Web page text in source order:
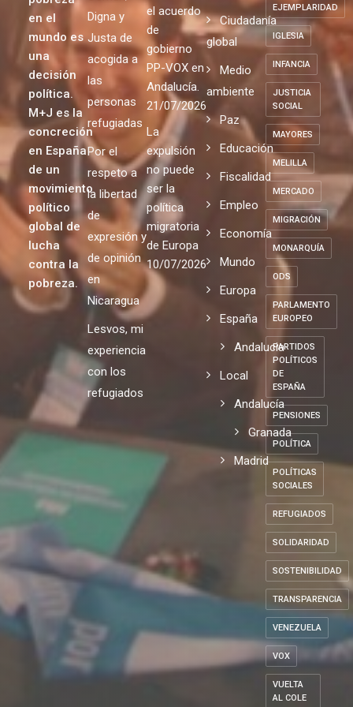
en el
mundo es
una
decisión
política.
M+J es la
concreción
en España
de un
movimiento
político
global de
lucha
contra la
pobreza.
Digna y
Justa de
acogida a
las
personas
refugiadas
Por el
respeto a
la libertad
de
expresión y
de opinión
en
Nicaragua
Lesvos, mi
experiencia
con los
refugiados
el acuerdo
de
gobierno
PP-VOX en
Andalucía.
21/07/2026
La
expulsión
no puede
ser la
política
migratoria
de Europa
10/07/2026
Ciudadanía
global
Medio
ambiente
Paz
Educación
Fiscalidad
Empleo
Economía
Mundo
Europa
España
Andalucia
Local
Andalucía
Granada
Madrid
EJEMPLARIDAD
IGLESIA
INFANCIA
JUSTICIA
SOCIAL
MAYORES
MELILLA
MERCADO
MIGRACIÓN
MONARQUÍA
ODS
PARLAMENTO
EUROPEO
PARTIDOS
POLÍTICOS
DE
ESPAÑA
PENSIONES
POLÍTICA
POLÍTICAS
SOCIALES
REFUGIADOS
SOLIDARIDAD
SOSTENIBILIDAD
TRANSPARENCIA
VENEZUELA
VOX
VUELTA
AL COLE